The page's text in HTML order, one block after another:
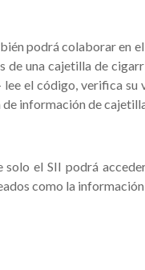
podrá colaborar en
de una cajetilla de
el código, verifica su
información de
solo el SII podrá
como la